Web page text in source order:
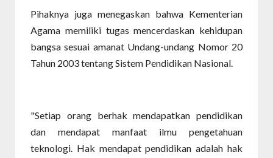
Pihaknya juga menegaskan bahwa Kementerian
Agama memiliki tugas mencerdaskan kehidupan
bangsa sesuai amanat Undang-undang Nomor 20
Tahun 2003 tentang Sistem Pendidikan Nasional.
"Setiap orang berhak mendapatkan pendidikan
dan mendapat manfaat ilmu pengetahuan
teknologi. Hak mendapat pendidikan adalah hak